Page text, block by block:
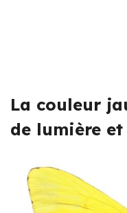
La couleur
de lumière et